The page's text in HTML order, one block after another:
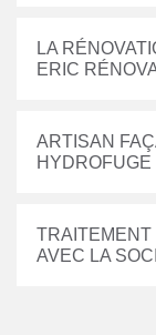
LA
ERIC
ARTISAN
AVEC LA